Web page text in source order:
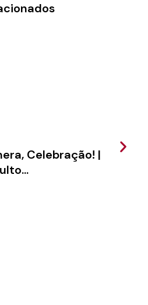
Celebração! |